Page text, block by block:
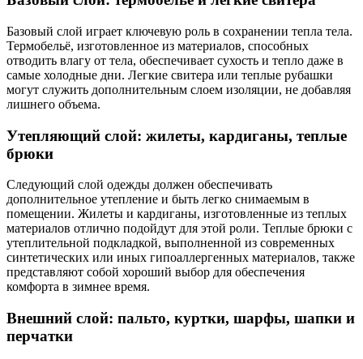
Базовый слой играет ключевую роль в сохранении тепла тела.
Термобельё, изготовленное из материалов, способных
отводить влагу от тела, обеспечивает сухость и тепло даже в
самые холодные дни. Легкие свитера или теплые рубашки
могут служить дополнительным слоем изоляции, не добавляя
лишнего объема.
Утепляющий слой: жилеты, кардиганы, теплые
брюки
Следующий слой одежды должен обеспечивать
дополнительное утепление и быть легко снимаемым в
помещении. Жилеты и кардиганы, изготовленные из теплых
материалов отлично подойдут для этой роли. Теплые брюки с
утеплительной подкладкой, выполненной из современных
синтетических или иных гипоаллергенных материалов, также
представляют собой хороший выбор для обеспечения
комфорта в зимнее время.
Внешний слой: пальто, куртки, шарфы, шапки и
перчатки